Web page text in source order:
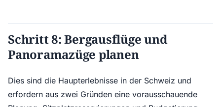
Schritt 8: Bergausflüge und
Panoramazüge planen
Dies sind die Haupterlebnisse in der Schweiz und
erfordern aus zwei Gründen eine vorausschauende